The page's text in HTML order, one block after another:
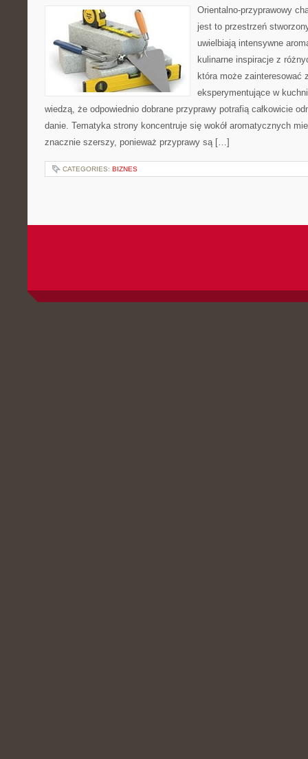
Orientalno-przyprawowy
jest to przestrzeń
uwielbiają intensywne
kulinarne inspiracje z
która może zainteresować
eksperymentujące w
wiedzą, że odpowiednio dobrane przyprawy potrafią całkowicie
danie. Tematyka strony koncentruje się wokół aromatycznych
znacznie szerszy, ponieważ przyprawy są […]
CATEGORIES: BIZNES